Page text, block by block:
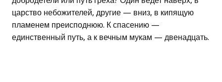
царство небожителей, другие — вниз, в кипящую
пламенем преисподнюю. К спасению —
единственный путь, а к вечным мукам — двенадцать.